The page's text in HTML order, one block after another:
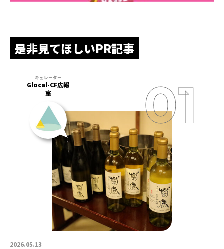
是非見てほしいPR記事
2026.05.13
Glocal-CF広報
室